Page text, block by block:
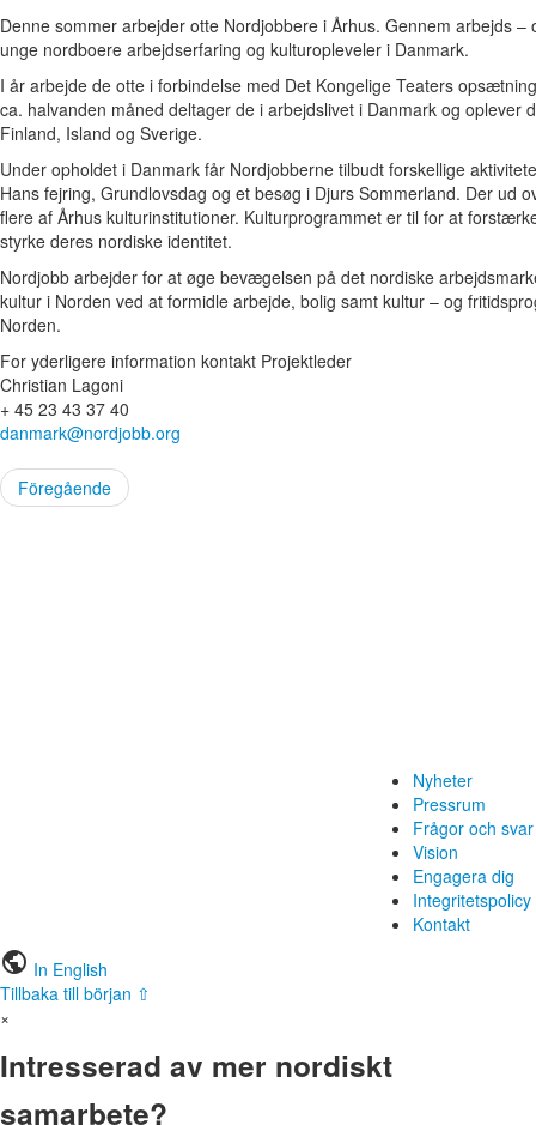
Denne sommer arbejder otte Nordjobbere i Århus. Gennem arbejds
unge nordboere arbejdserfaring og kulturopleveler i Danmark.
I år arbejde de otte i forbindelse med Det Kongelige Teaters
ca. halvanden måned deltager de i arbejdslivet i Danmark og oplever
Finland, Island og Sverige.
Under opholdet i Danmark får Nordjobberne tilbudt forskellige
Hans fejring, Grundlovsdag og et besøg i Djurs Sommerland. Der ud
flere af Århus kulturinstitutioner. Kulturprogrammet er til for at
styrke deres nordiske identitet.
Nordjobb arbejder for at øge bevægelsen på det nordiske
kultur i Norden ved at formidle arbejde, bolig samt kultur – og
Norden.
For yderligere information kontakt Projektleder
Christian Lagoni
+ 45 23 43 37 40
danmark@nordjobb.org
Föregående
Nyheter
Pressrum
Frågor och svar
Vision
Engagera dig
Integritetspolicy
Kontakt
public In English
Tillbaka till början ⇧
×
Intresserad av mer nordiskt
samarbete?